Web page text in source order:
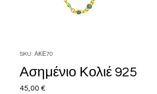
SKU: ΑΚΕ70
Ασημένιο Κολιέ 925
45,00 €